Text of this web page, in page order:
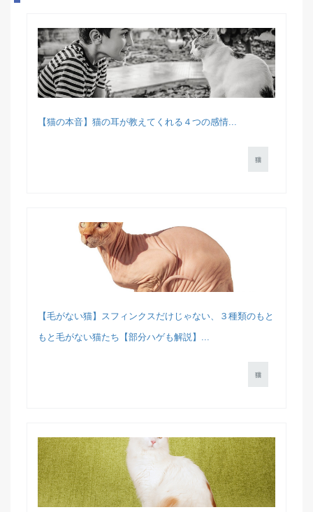
【猫の本音】猫の耳が教えてくれる４つの感情...
猫
【毛がない猫】スフィンクスだけじゃない、３種類のもと
もと毛がない猫たち【部分ハゲも解説】...
猫